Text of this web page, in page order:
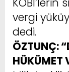
vergi
dedi.
ÖZTUNÇ:
HÜKÜMET